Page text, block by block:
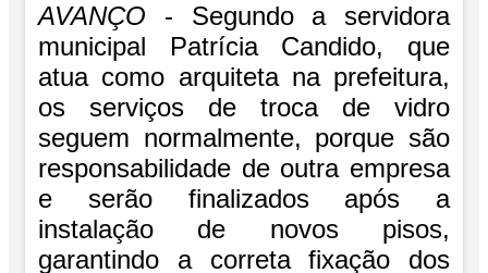
AVANÇO - Segundo a servidora
municipal Patrícia Candido, que
atua como arquiteta na prefeitura,
os serviços de troca de vidro
seguem normalmente, porque são
responsabilidade de outra empresa
e serão finalizados após a
instalação de novos pisos,
garantindo a correta fixação dos